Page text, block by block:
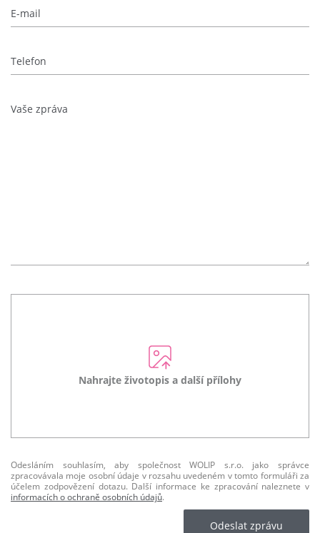
Nahrajte životopis a další přílohy
Odesláním souhlasím, aby společnost WOLIP s.r.o. jako správce
zpracovávala moje osobní údaje v rozsahu uvedeném v tomto formuláři za
účelem zodpovězení dotazu. Další informace ke zpracování naleznete v
informacích o ochraně osobních údajů.
Odeslat zprávu